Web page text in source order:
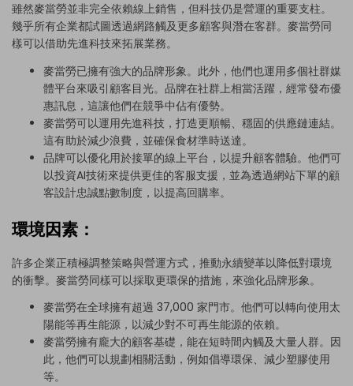
雖然麥當勞並非完全依賴線上銷售，但科技仍是營運的重要支柱。
幾乎所有企業都試圖透過網路觸及更多顧客與潛在客群。麥當勞同
樣可以借助先進科技來拓展業務。
麥當勞已擁有強大的品牌形象。此外，他們也運用多個社群媒
體平台來吸引顧客目光。品牌在社群上相當活躍，經常發布優
惠訊息，這讓他們在競爭中佔有優勢。
麥當勞可以運用先進科技，打造更順暢、穩固的供應鏈連結。
這有助於減少浪費，並確保食材準時送達。
品牌可以優化用於接單的線上平台，以提升顧客體驗。他們可
以投資AI技術來提供更佳的客服支援，並為透過網站下單的顧
客設計忠誠點數制度，以提高回購率。
環境因素：
許多企業正積極調整策略與營運方式，推動永續變革以降低對環境
的衝擊。麥當勞同樣可以採取更環保的措施，來強化品牌形象。
麥當勞在全球擁有超過 37,000 家門市。他們可以轉向使用太
陽能等再生能源，以減少對不可再生能源的依賴。
麥當勞擁有龐大的顧客基礎，能在短時間內觸及大量人群。因
此，他們可以規劃相關活動，例如倡導環保、減少塑膠使用
等。